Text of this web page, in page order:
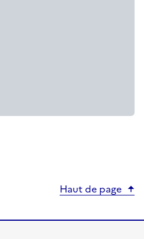
Haut de page